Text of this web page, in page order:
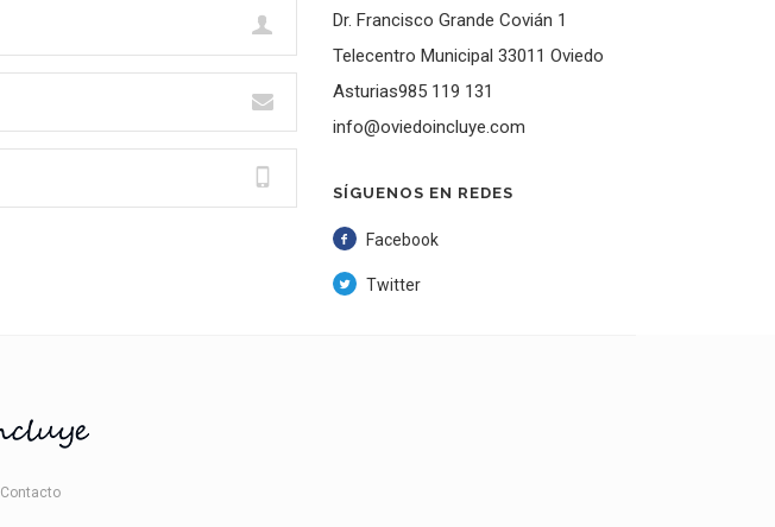
Dr. Francisco Grande Covián 1
Telecentro Municipal 33011 Oviedo
Asturias985 119 131
info@oviedoincluye.com
SÍGUENOS EN REDES
Facebook
Twitter
Contacto